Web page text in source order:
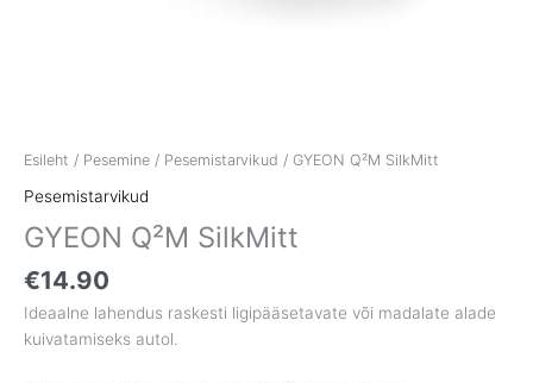
Esileht / Pesemine / Pesemistarvikud / GYEON Q²M SilkMitt
Pesemistarvikud
GYEON Q²M SilkMitt
€14.90
Ideaalne lahendus raskesti ligipääsetavate või madalate alade
kuivatamiseks autol.